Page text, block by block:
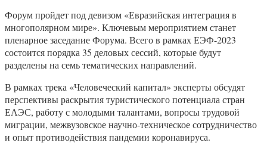
Форум пройдет под девизом «Евразийская интеграция в
многополярном мире». Ключевым мероприятием станет
пленарное заседание Форума. Всего в рамках ЕЭФ-2023
состоится порядка 35 деловых сессий, которые будут
разделены на семь тематических направлений.
В рамках трека «Человеческий капитал» эксперты обсудят
перспективы раскрытия туристического потенциала стран
ЕАЭС, работу с молодыми талантами, вопросы трудовой
миграции, межвузовское научно-техническое сотрудничество
и опыт противодействия пандемии коронавируса.